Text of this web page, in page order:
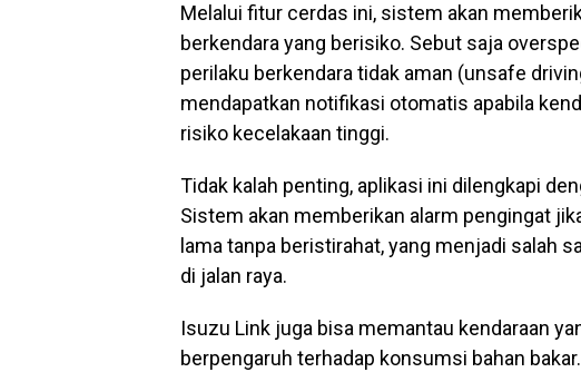
Melalui fitur cerdas ini, sistem akan
berkendara yang berisiko. Sebut saja
perilaku berkendara tidak aman (unsafe
mendapatkan notifikasi otomatis apabila
risiko kecelakaan tinggi.
Tidak kalah penting, aplikasi ini dilengkapi
Sistem akan memberikan alarm pengingat
lama tanpa beristirahat, yang menjadi salah
di jalan raya.
Isuzu Link juga bisa memantau kendaraan
berpengaruh terhadap konsumsi bahan bakar.